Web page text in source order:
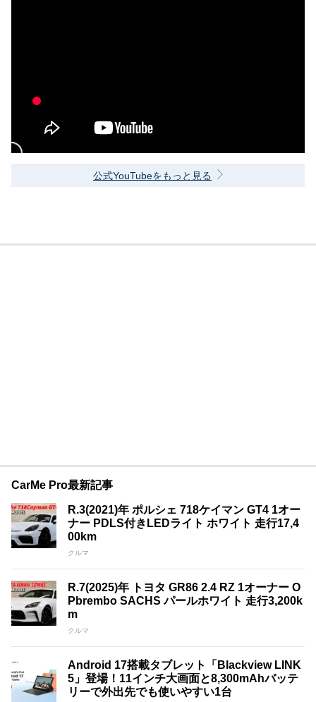
公式YouTubeをもっと見る
CarMe Pro最新記事
R.3(2021)年 ポルシェ 718ケイマン GT4 1オー
ナー PDLS付きLEDライト ホワイト 走行17,4
00km
クルマ
R.7(2025)年 トヨタ GR86 2.4 RZ 1オーナー O
Pbrembo SACHS パールホワイト 走行3,200k
m
クルマ
Android 17搭載タブレット「Blackview LINK
5」登場！11インチ大画面と8,300mAhバッテ
リーで外出先でも使いやすい1台